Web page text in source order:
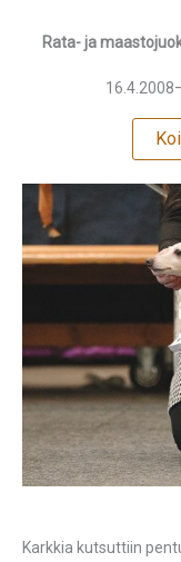
Rata- ja
Karkkia kutsuttiin